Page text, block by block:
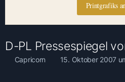
Printgrafiks
D-PL Pressespiegel
Capricorn 15. Oktober 2007